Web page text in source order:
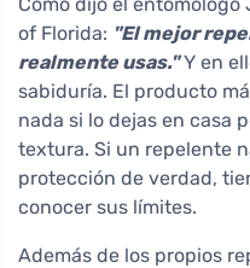
of Florida: "El mejor
realmente usas."Y en
sabiduría. El producto
nada si lo dejas en casa
textura. Si un repelente
protección de verdad,
conocer sus límites.
Además de los propios